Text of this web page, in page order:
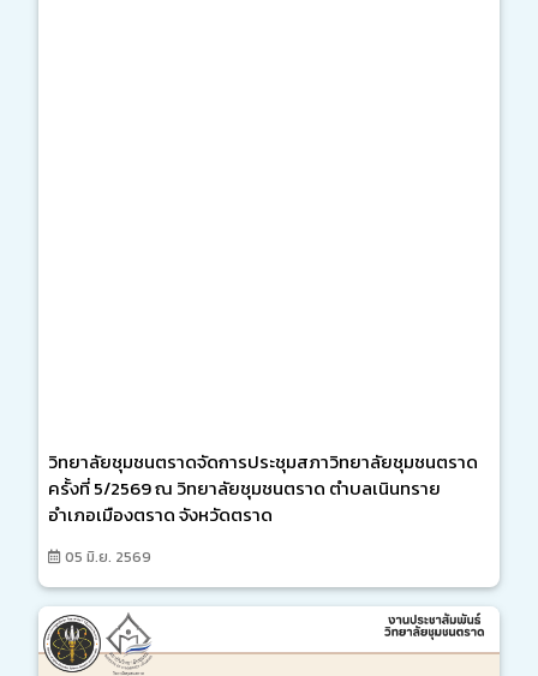
วิทยาลัยชุมชนตราดจัดการประชุมสภาวิทยาลัยชุมชนตราด
ครั้งที่ 5/2569 ณ วิทยาลัยชุมชนตราด ตำบลเนินทราย
อำเภอเมืองตราด จังหวัดตราด
05 มิ.ย. 2569